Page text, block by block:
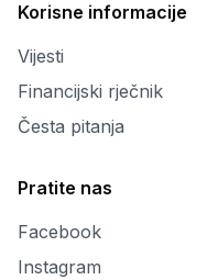
Korisne informacije
Vijesti
Financijski rječnik
Česta pitanja
Pratite nas
Facebook
Instagram